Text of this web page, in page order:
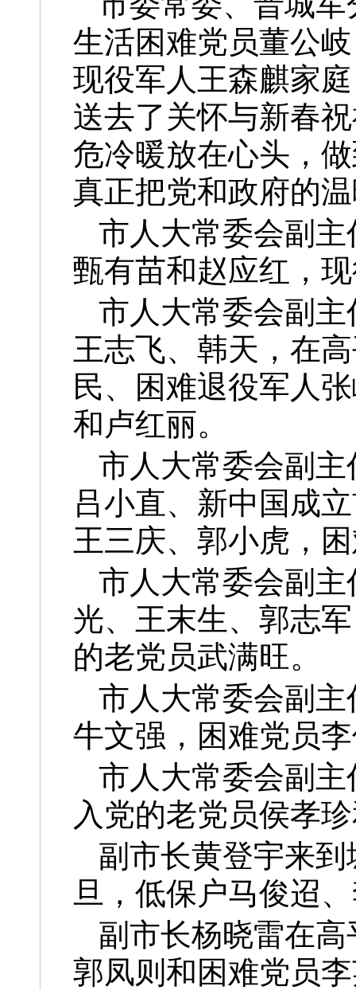
生活困难党员董公
现役军人王森麒家
送去了关怀与新春
危冷暖放在心头，
真正把党和政府的
市人大常委会副
甄有苗和赵应红，
市人大常委会副
王志飞、韩天，在
民、困难退役军人
和卢红丽。
市人大常委会副
吕小直、新中国成
王三庆、郭小虎，
市人大常委会副
光、王末生、郭志
的老党员武满旺。
市人大常委会副
牛文强，困难党员
市人大常委会副
入党的老党员侯孝
副市长黄登宇来
旦，低保户马俊迢
副市长杨晓雷在
郭凤则和困难党员